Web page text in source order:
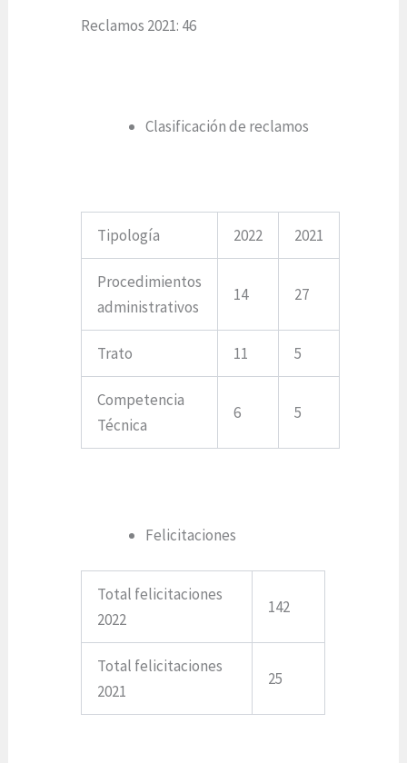
Reclamos 2021: 46
Clasificación de reclamos
Tipología 2022 2021
Procedimientos
administrativos
14 27
Trato 11 5
Competencia
Técnica
6 5
Felicitaciones
Total felicitaciones
2022
142
Total felicitaciones
2021
25